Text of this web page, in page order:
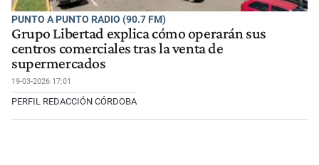
PUNTO A PUNTO RADIO (90.7 FM)
Grupo Libertad explica cómo operarán sus
centros comerciales tras la venta de
supermercados
19-03-2026 17:01
PERFIL REDACCIÓN CÓRDOBA